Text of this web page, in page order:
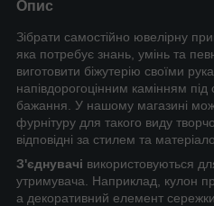
Опис
Зібрати самостійно ювелірну
яка потребує знань, умінь та
виготовити біжутерію своїми
напівдорогоцінним камінням
бажання. У нашому магазині
фурнітуру для такого виду
відповідні за стилем та
З'єднувачі використовуються
утримувача. Наприклад, кулон
а декоративний елемент